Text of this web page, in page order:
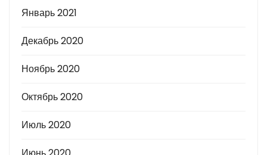
Январь 2021
Декабрь 2020
Ноябрь 2020
Октябрь 2020
Июль 2020